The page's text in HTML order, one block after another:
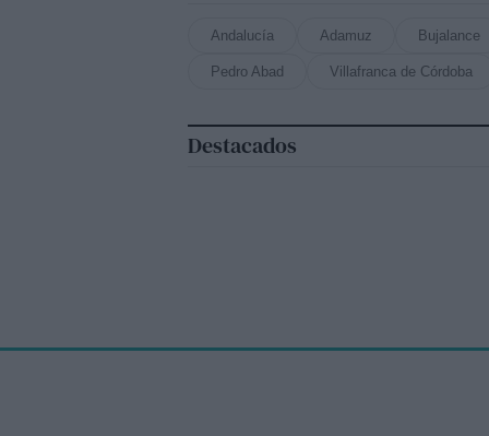
Andalucía Adamuz Bujalance
Pedro Abad Villafranca de Córdoba
Destacados